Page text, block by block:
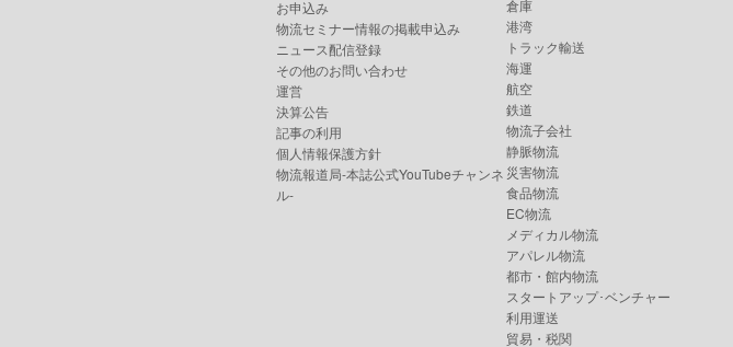
お申込み
物流セミナー情報の掲載申込み
ニュース配信登録
その他のお問い合わせ
運営
決算公告
記事の利用
個人情報保護方針
物流報道局-本誌公式YouTubeチャンネ
ル-
倉庫
港湾
トラック輸送
海運
航空
鉄道
物流子会社
静脈物流
災害物流
食品物流
EC物流
メディカル物流
アパレル物流
都市・館内物流
スタートアップ･ベンチャー
利用運送
貿易・税関